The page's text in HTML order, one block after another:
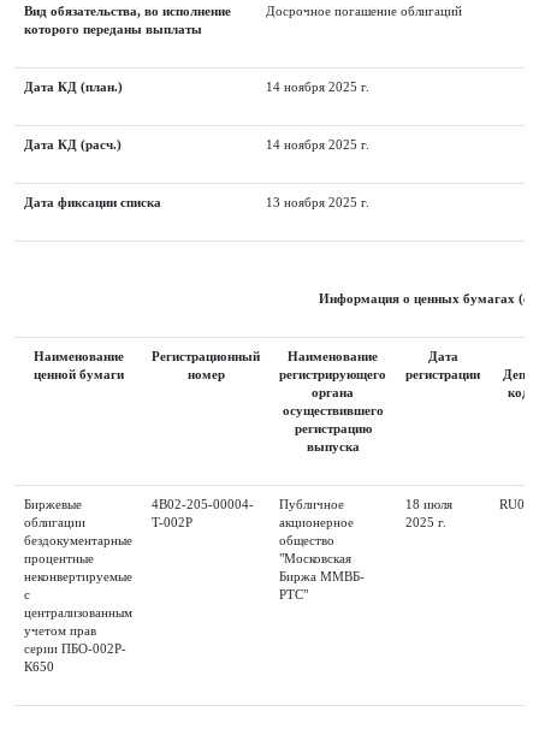
Вид обязательства, во исполнение
которого переданы выплаты
Досрочное погашение облигаций
Дата КД (план.) 14 ноября 2025 г.
Дата КД (расч.) 14 ноября 2025 г.
Дата фиксации списка 13 ноября 2025 г.
Информация о ценных бумагах
Наименование
ценной бумаги
Регистрационный
номер
Наименование
регистрирующего
органа
осуществившего
регистрацию
выпуска
Дата
регистрации
код
Биржевые
облигации
бездокументарные
процентные
неконвертируемые
с
централизованным
учетом прав
серии ПБО-002Р-
К650
4B02-205-00004-
T-002P
Публичное
акционерное
общество
"Московская
Биржа ММВБ-
РТС"
18 июля
2025 г.